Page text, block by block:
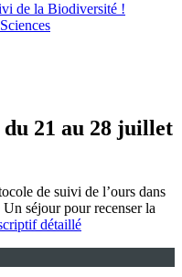
de la Biodiversité !
21 au 28 juillet
de suivi de l’ours dans
séjour pour recenser la
détaillé